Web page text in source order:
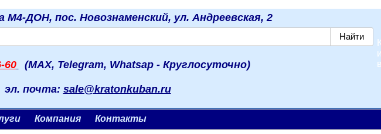
М4-ДОН, пос. Новознаменский, ул. Андреевская, 2
60 (MAX, Telegram, Whatsap - Круглосуточно)
эл. почта: sale@kratonkuban.ru
Компания Контакты